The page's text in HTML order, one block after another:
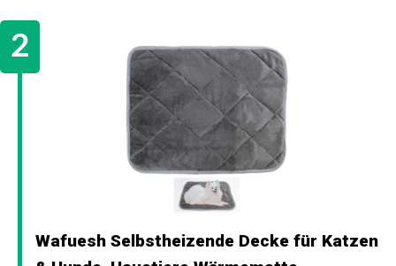
Wafuesh Selbstheizende Decke für Katzen